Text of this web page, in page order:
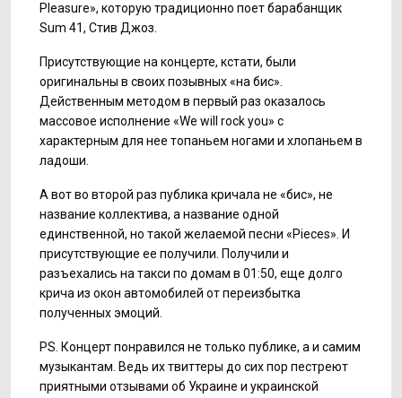
Pleasure», которую традиционно поет барабанщик
Sum 41, Стив Джоз.
Присутствующие на концерте, кстати, были
оригинальны в своих позывных «на бис».
Действенным методом в первый раз оказалось
массовое исполнение «We will rock you» с
характерным для нее топаньем ногами и хлопаньем в
ладоши.
А вот во второй раз публика кричала не «бис», не
название коллектива, а название одной
единственной, но такой желаемой песни «Pieces». И
присутствующие ее получили. Получили и
разъехались на такси по домам в 01:50, еще долго
крича из окон автомобилей от переизбытка
полученных эмоций.
PS. Концерт понравился не только публике, а и самим
музыкантам. Ведь их твиттеры до сих пор пестреют
приятными отзывами об Украине и украинской